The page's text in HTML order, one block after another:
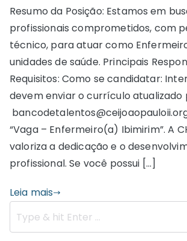
Resumo da Posição: Estamos em
profissionais comprometidos, com
técnico, para atuar como
unidades de saúde. Principais
Requisitos: Como se candidatar:
devem enviar o currículo atualizado
“Vaga – Enfermeiro(a) Ibimirim”. A
valoriza a dedicação e o
profissional. Se você possui […]
Leia mais